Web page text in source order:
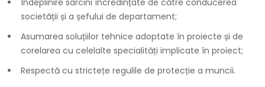
Îndeplinire sarcini încredințate de către conducerea
societății și a șefului de departament;
Asumarea soluțiilor tehnice adoptate în proiecte și de
corelarea cu celelalte specialități implicate în proiect;
Respectă cu strictețe regulile de protecție a muncii.